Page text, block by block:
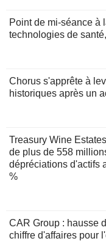
Point de mi-séance à
technologies de
Chorus s'apprête à
historiques après un
Treasury Wine
de plus de 558
dépréciations d'actifs
%
CAR Group : hausse
chiffre d'affaires pour